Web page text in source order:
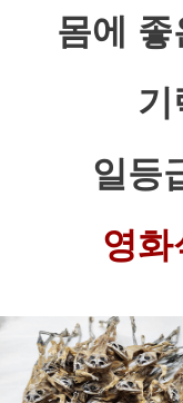
몸에
일등
영